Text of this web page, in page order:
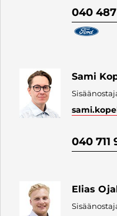
040
Sami
040 711
Elias